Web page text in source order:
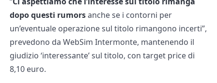
dopo questi rumorsanche se i contorni per
un’eventuale operazione sul titolo rimangono incerti”,
prevedono da WebSim Intermonte, mantenendo il
giudizio ‘interessante’ sul titolo, con target price di
8,10 euro.